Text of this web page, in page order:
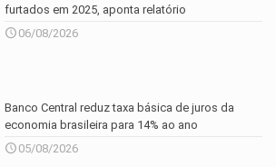
furtados em 2025, aponta relatório
06/08/2026
Banco Central reduz taxa básica de juros da
economia brasileira para 14% ao ano
05/08/2026